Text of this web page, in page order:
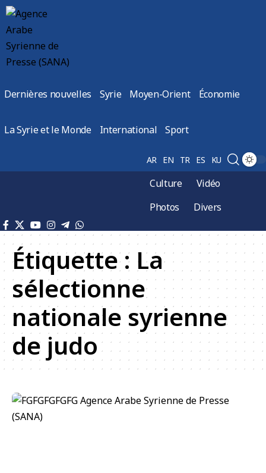
Dernières nouvelles Syrie Moyen-Orient Économie
La Syrie et le Monde International Sport
AR EN TR ES KU
Culture
Vidéo
Photos
Divers
Étiquette : La
sélectionne
nationale syrienne
de judo